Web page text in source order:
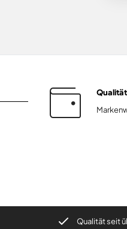
Qualität
Qualität seit über 100